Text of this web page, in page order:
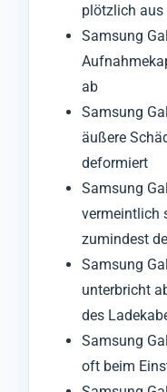
plötzlich aus
Samsung
ab
Samsung
äußere
deformiert
Samsung
vermeintlich
zumindest
Samsung
unterbricht
des
Samsung
oft beim